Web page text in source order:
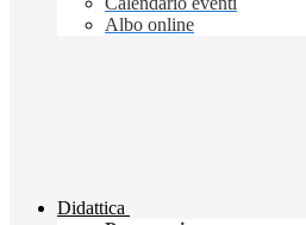
Albo online
Didattica